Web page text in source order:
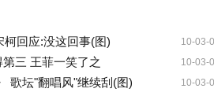
10-03-
柯回应:没这回事(图)
10-03-
三 王菲一笑了之
10-03-
歌坛"翻唱风"继续刮(图)